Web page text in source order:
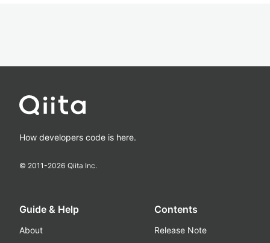
How developers code is here.
© 2011-2026 Qiita Inc.
Guide & Help
About
Contents
Release Note